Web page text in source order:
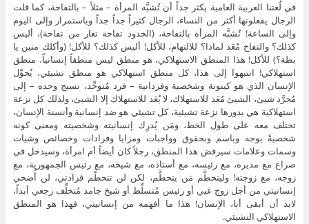
في لُغتنا العربية العامية يكثر جداً أن تُشبَّه المرأة – مثلاً – بالتفاحة، كما قلت
الرجال يفعلونها أكثر من النساء، الرجال كثيراً جداً جداً وباستمرار وإلى اليوم
وإلى الساعة! تُشبَّه المرأة بالتفاحة، (الخدود تفاحة تغار من تفاحة)، أليس
كذلك؟ والتفاح مُعَد لماذا؟ للالتهام، للأكل! أليس كذلك؟ للأكل! (وأكلك منين يا
بطة؟) للأكل! هذا المنطق الاستهلاكي، هو منطق ليس منطقاً إنسانياً، منطق
استهلاكي! انتبهوا إلى هذا، كل منطق استهلاكي هو منطق تشيئي، يُحوِّل
الإنسان الذي هو كينونة وشخصية وفردانية – فرد مُتوحِّد، نسيج وحده – إلى
مُجرَّد شيئ، الشيئ مُعَد للاستهلاك، لا يُعَد للاستهلاك إلا الشيئ، ولذلك كل نزعة
استهلاكية هي بدورها نزعة تشيئية، كل تشيئي هو ضد إنسانية وأنسنة الإنسان،
تختلف معه على طول الخط، ومَن يُدرِك إنسانيته وشخصيته ومعنى كونه
شخصيةً بوجه وباسم وبحقوق وواجبات ومزايا وفرادات وخصائص وشيات
وسمات وعلامات سيرفض هذا المنطق، رجلاً كان أيضاً أم امرأة، وسيدخل في
صراع مع مديره، مع رئيسه، مع أستاذه، مع شيخه، مع رئيس الجمهورية، مع
زوجه، مع زوجته! وليتحطَّم مَن يتحطَّم، لكن لن تتحطَّم فرادتي، لن أُضحي
إنسانيتي من أجل زوج غبي أو رئيس مُتسلِّط أو شيخ جامد مُتخلِّف رجعي أبداً،
لابد أن أبقى أنا، الإنسان! هذا ما أفهمه من إنسانيتي، فهذا هو المنطق
الاستهلاكي التشيئي.